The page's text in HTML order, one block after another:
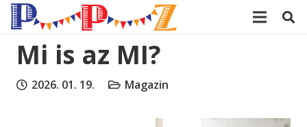
Mi is az MI?
2026. 01. 19. Magazin
modal-check